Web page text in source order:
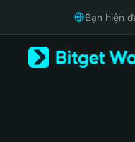
Русский
Bạn hiện